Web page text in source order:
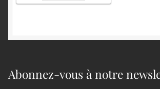
Abonnez-vous à notre